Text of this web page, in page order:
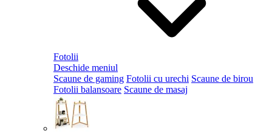
Fotolii
Deschide meniul
Scaune de gaming Fotolii cu urechi Scaune de birou
Fotolii balansoare Scaune de masaj